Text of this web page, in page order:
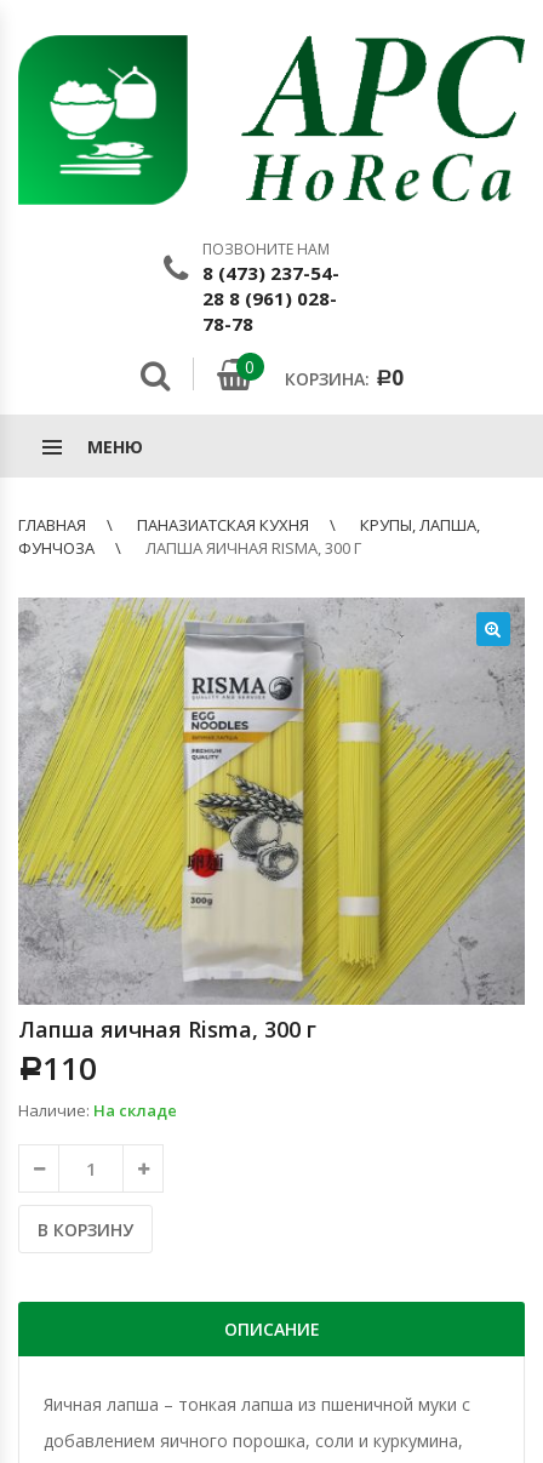
ПОЗВОНИТЕ НАМ
8 (473) 237-54-
28 8 (961) 028-
78-78
0
КОРЗИНА: Р0
МЕНЮ
ГЛАВНАЯ ПАНАЗИАТСКАЯ КУХНЯ
КРУПЫ, ЛАПША,
ФУНЧОЗА
ЛАПША ЯИЧНАЯ RISMA, 300 Г
🔍
Лапша яичная Risma, 300 г
Р110
Наличие: На складе
В КОРЗИНУ
ОПИСАНИЕ
Яичная лапша – тонкая лапша из пшеничной муки с
добавлением яичного порошка, соли и куркумина,